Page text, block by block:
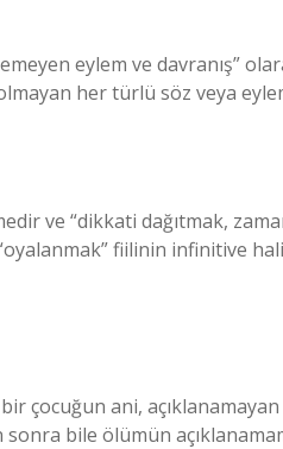
eylem ve davranış”
her türlü söz veya
çocuğun ani,
bile ölümün